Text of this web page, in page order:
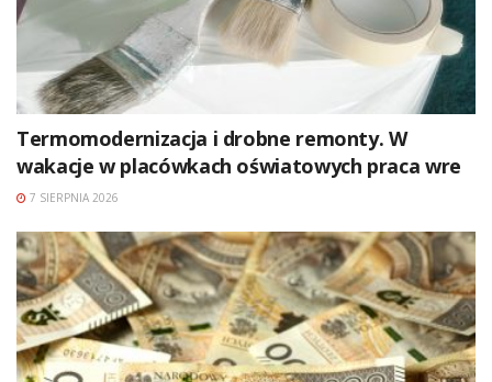
Termomodernizacja i drobne remonty. W
wakacje w placówkach oświatowych praca wre
7 SIERPNIA 2026